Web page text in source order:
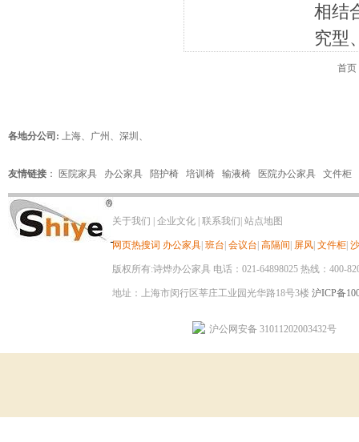
相结
究型
首
各地分公司: 上海、 广州 、 深圳 、
友情链接 ： 医院家具 办公家具 陪护椅 培训椅 输液椅 医院办公家具 文件柜
关于我们 企业文化 联系我们 站点地图
网页热搜词 办公家具 班台 会议台 高隔间 屏风 文件柜
版权所有:诗烨办公家具 电话：021-64898025 热线：400-
地址：上海市闵行区莘庄工业园光华路18号3楼 沪ICP备
沪公网安备 31011202003432号